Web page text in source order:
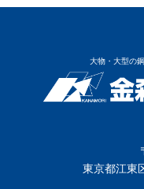
大物・大型の
東京都江東